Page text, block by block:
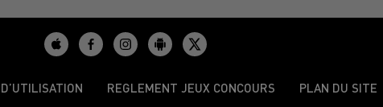
REGLEMENT JEUX CONCOURS PLAN DU SITE